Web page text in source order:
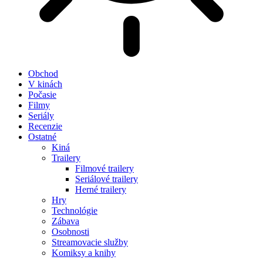
Obchod
V kinách
Počasie
Filmy
Seriály
Recenzie
Ostatné
Kiná
Trailery
Filmové trailery
Seriálové trailery
Herné trailery
Hry
Technológie
Zábava
Osobnosti
Streamovacie služby
Komiksy a knihy